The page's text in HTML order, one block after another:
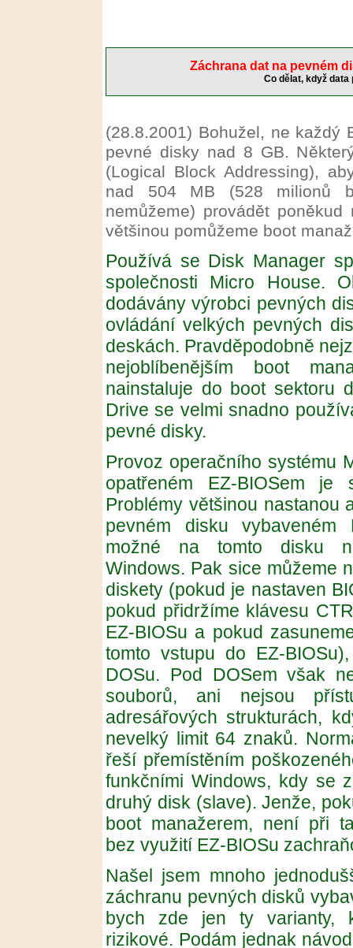
Záchrana dat na pevném
Co dělat, když
(28.8.2001) Bohužel, ne každý
pevné disky nad 8 GB.
(Logical Block Addressing),
nad 504 MB (528 milionů
nemůžeme) provádět
většinou pomůžeme boot
Používá se Disk Manager
společnosti Micro House.
dodávány výrobci pevných
ovládání velkých pevných
deskách. Pravděpodobně
nejoblíbenějším boot
nainstaluje do boot sektoru
Drive se velmi snadno
pevné disky.
Provoz operačního systému
opatřeném EZ-BIOSem je
Problémy většinou nastanou
pevném disku
možné na tomto disku
Windows. Pak sice můžeme
diskety (pokud je nastaven
pokud přidržíme klávesu
EZ-BIOSu a pokud
tomto vstupu do EZ-
DOSu. Pod DOSem však
souborů, ani nejsou
adresářových strukturách,
nevelký limit 64 znaků.
řeší přemístěním
funkčními Windows, kdy se
druhý disk (slave). Jenže,
boot manažerem, není při
bez využití EZ-BIOSu
Našel jsem mnoho
záchranu pevných disků
bych zde jen ty varianty,
rizikové. Podám jednak